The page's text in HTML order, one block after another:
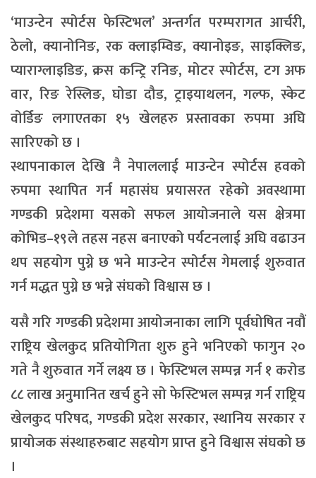
‘माउन्टेन स्पोर्टस फेस्टिभल’ अन्तर्गत परम्परागत आर्चरी,
ठेलो, क्यानोनिङ, रक क्लाइम्विङ, क्यानोइङ, साइक्लिङ,
प्याराग्लाइडिङ, क्रस कन्ट्रि रनिङ, मोटर स्पोर्टस, टग अफ
वार, रिङ रेस्लिङ, घोडा दौड, ट्राइयाथलन, गल्फ, स्केट
वोर्डिङ लगाएतका १५ खेलहरु प्रस्तावका रुपमा अघि
सारिएको छ ।
स्थापनाकाल देखि नै नेपाललाई माउन्टेन स्पोर्टस हवको
रुपमा स्थापित गर्न महासंघ प्रयासरत रहेको अवस्थामा
गण्डकी प्रदेशमा यसको सफल आयोजनाले यस क्षेत्रमा
कोभिड–१९ले तहस नहस बनाएको पर्यटनलाई अघि वढाउन
थप सहयोग पुग्ने छ भने माउन्टेन स्पोर्टस गेमलाई शुरुवात
गर्न मद्धत पुग्ने छ भन्ने संघको विश्वास छ ।
यसै गरि गण्डकी प्रदेशमा आयोजनाका लागि पूर्वघोषित नवौं
राष्ट्रिय खेलकुद प्रतियोगिता शुरु हुने भनिएको फागुन २०
गते नै शुरुवात गर्ने लक्ष्य छ । फेस्टिभल सम्पन्न गर्न १ करोड
८८ लाख अनुमानित खर्च हुने सो फेस्टिभल सम्पन्न गर्न राष्ट्रिय
खेलकुद परिषद, गण्डकी प्रदेश सरकार, स्थानिय सरकार र
प्रायोजक संस्थाहरुबाट सहयोग प्राप्त हुने विश्वास संघको छ
।